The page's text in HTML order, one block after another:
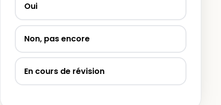
Oui
Non, pas encore
En cours de révision